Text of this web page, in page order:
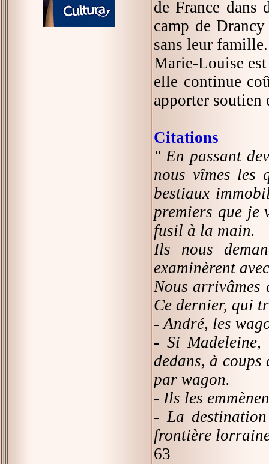
de France dans
camp de
sans leur famille.
Marie-Louise
elle continue
apporter soutien
Citations
" En passant
nous vîmes les
bestiaux
premiers que je
fusil à la main.
Ils nous
examinèrent
Nous arrivâmes
Ce dernier, qui
- André, les
- Si
dedans, à
par wagon.
- Ils les
- La
frontière
63